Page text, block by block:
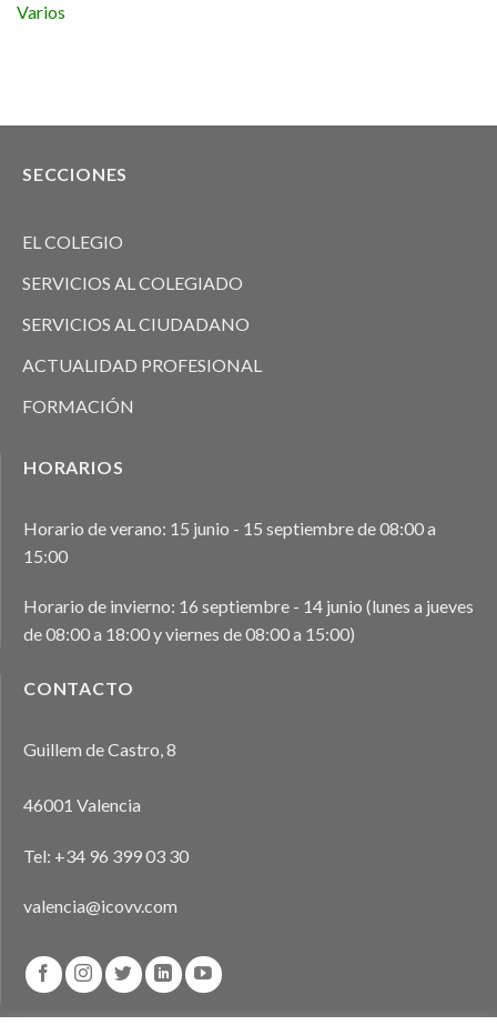
Varios
SECCIONES
EL COLEGIO
SERVICIOS AL COLEGIADO
SERVICIOS AL CIUDADANO
ACTUALIDAD PROFESIONAL
FORMACIÓN
HORARIOS
Horario de verano: 15 junio - 15 septiembre de 08:00 a
15:00
Horario de invierno: 16 septiembre - 14 junio (lunes a jueves
de 08:00 a 18:00 y viernes de 08:00 a 15:00)
CONTACTO
Guillem de Castro, 8
46001 Valencia
Tel: +34 96 399 03 30
valencia@icovv.com